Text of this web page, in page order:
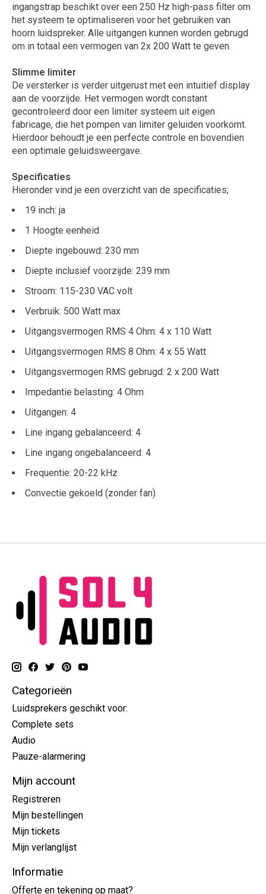
ingangstrap beschikt over een 250 Hz high-pass filter om
het systeem te optimaliseren voor het gebruiken van
hoorn luidspreker. Alle uitgangen kunnen worden gebrugd
om in totaal een vermogen van 2x 200 Watt te geven.
Slimme limiter
De versterker is verder uitgerust met een intuitief display
aan de voorzijde. Het vermogen wordt constant
gecontroleerd door een limiter systeem uit eigen
fabricage, die het pompen van limiter geluiden voorkomt.
Hierdoor behoudt je een perfecte controle en bovendien
een optimale geluidsweergave.
Specificaties
Hieronder vind je een overzicht van de specificaties;
19 inch: ja
1 Hoogte eenheid
Diepte ingebouwd: 230 mm
Diepte inclusief voorzijde: 239 mm
Stroom: 115-230 VAC volt
Verbruik: 500 Watt max
Uitgangsvermogen RMS 4 Ohm: 4 x 110 Watt
Uitgangsvermogen RMS 8 Ohm: 4 x 55 Watt
Uitgangsvermogen RMS gebrugd: 2 x 200 Watt
Impedantie belasting: 4 Ohm
Uitgangen: 4
Line ingang gebalanceerd: 4
Line ingang ongebalanceerd: 4
Frequentie: 20-22 kHz
Convectie gekoeld (zonder fan)
Categorieën
Luidsprekers geschikt voor:
Complete sets
Audio
Pauze-alarmering
Mijn account
Registreren
Mijn bestellingen
Mijn tickets
Mijn verlanglijst
Informatie
Offerte en tekening op maat?